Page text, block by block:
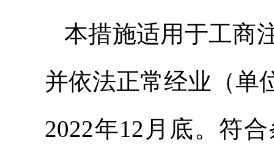
本措施适用于工商
并依法正常经业（单
2022年12月底。符